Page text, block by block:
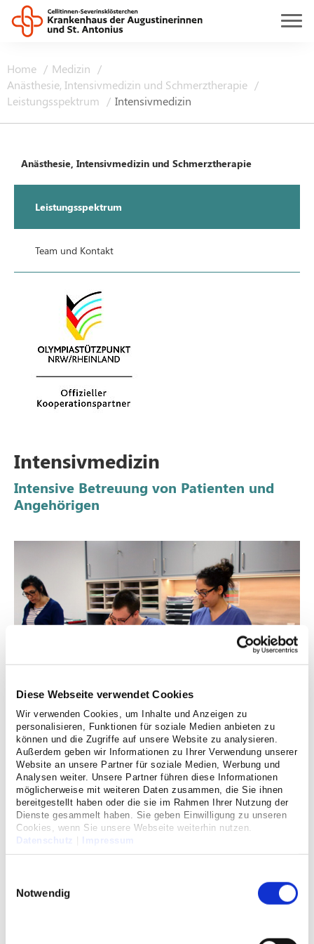
Diese Webseite verwendet Cookies
Wir verwenden Cookies, um Inhalte und Anzeigen zu
personalisieren, Funktionen für soziale Medien anbieten zu
können und die Zugriffe auf unsere Website zu analysieren.
Außerdem geben wir Informationen zu Ihrer Verwendung unserer
Website an unsere Partner für soziale Medien, Werbung und
Analysen weiter. Unsere Partner führen diese Informationen
möglicherweise mit weiteren Daten zusammen, die Sie ihnen
bereitgestellt haben oder die sie im Rahmen Ihrer Nutzung der
Dienste gesammelt haben. Sie geben Einwilligung zu unseren
Cookies, wenn Sie unsere Webseite weiterhin nutzen.
Datenschutz
Impressum
Notwendig
Home
Medizin
Anästhesie, Intensivmedizin und Schmerztherapie
Leistungsspektrum
Intensivmedizin
Anästhesie, Intensivmedizin und Schmerztherapie
Leistungsspektrum
Team und Kontakt
Intensivmedizin
Intensive Betreuung von Patienten und
Angehörigen
Unsere interdisziplinäreIntensivstationumfasst 18 Betten
und steht unter der organisatorischen Leitung der Klinik
für Anästhesie, Intensivmedizin und Schmerztherapie. Ein
Team qualifizierter und erfahrener Pflegekräfte und Ärzte
sorgt sich rund um die Uhr um Ihr Wohlergehen und
kümmern sich auch kompetent um Ihre Angehörigen. Zum
Schutz bzw. der Wiederherstellung Ihrer Gesundheit
Echokardiographie, Röntgen, CT, MRT, Endoskopie, Labor,